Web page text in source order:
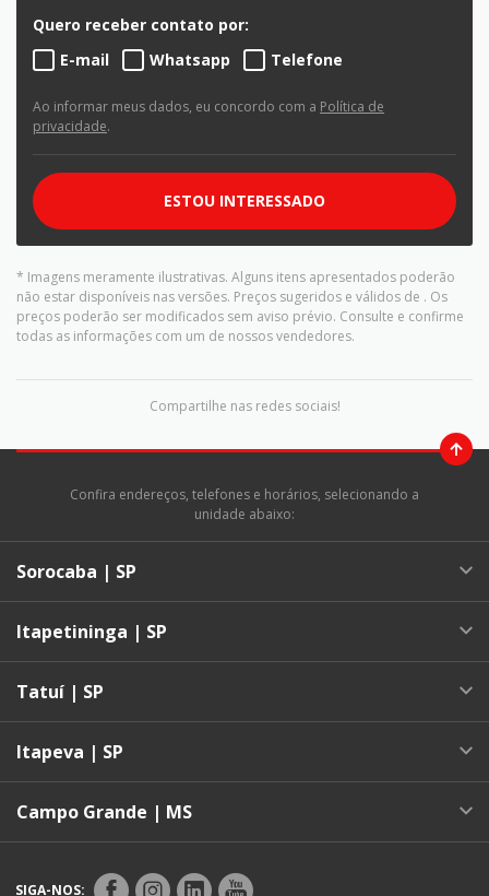
Quero receber contato por:
E-mail
Whatsapp Telefone
Ao informar meus dados, eu concordo com a Política de
privacidade.
ESTOU INTERESSADO
* Imagens meramente ilustrativas. Alguns itens apresentados poderão
não estar disponíveis nas versões. Preços sugeridos e válidos de . Os
preços poderão ser modificados sem aviso prévio. Consulte e confirme
todas as informações com um de nossos vendedores.
Compartilhe nas redes sociais!
Confira endereços, telefones e horários, selecionando a
unidade abaixo:
Sorocaba | SP
Itapetininga | SP
Tatuí | SP
Itapeva | SP
Campo Grande | MS
SIGA-NOS: